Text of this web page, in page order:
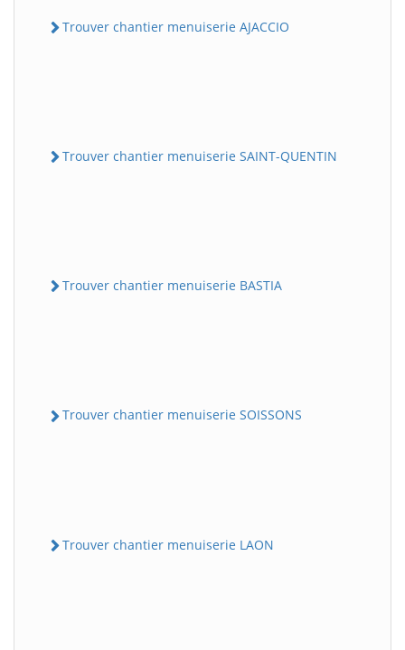
Trouver chantier menuiserie AJACCIO
Trouver chantier menuiserie SAINT-QUENTIN
Trouver chantier menuiserie BASTIA
Trouver chantier menuiserie SOISSONS
Trouver chantier menuiserie LAON